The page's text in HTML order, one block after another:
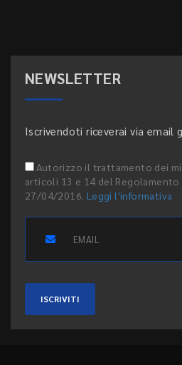
NEWSLETTER
Iscrivendoti riceverai via email
Autorizzo il trattamento dei
articoli 13 e 14 del Regolamento
27/04/2016. Leggi l'informativa
ISCRIVITI